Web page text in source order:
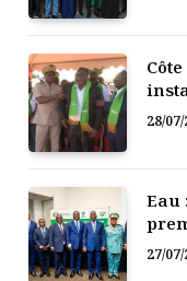
28/
Eau
27/